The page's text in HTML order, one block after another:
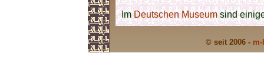
ImDeutschen Museumsind
© seit 2006 -